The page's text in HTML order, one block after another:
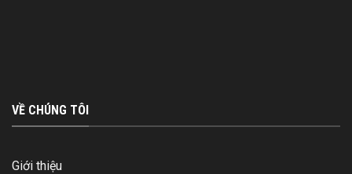
VỀ CHÚNG TÔI
Giới thiệu